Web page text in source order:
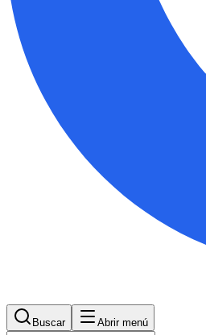
Buscar Abrir menú